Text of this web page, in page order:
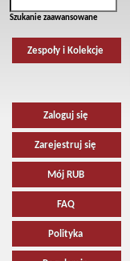
Szukanie zaawansowane
Zespoły i Kolekcje
Zaloguj się
Zarejestruj się
Mój RUB
FAQ
Polityka